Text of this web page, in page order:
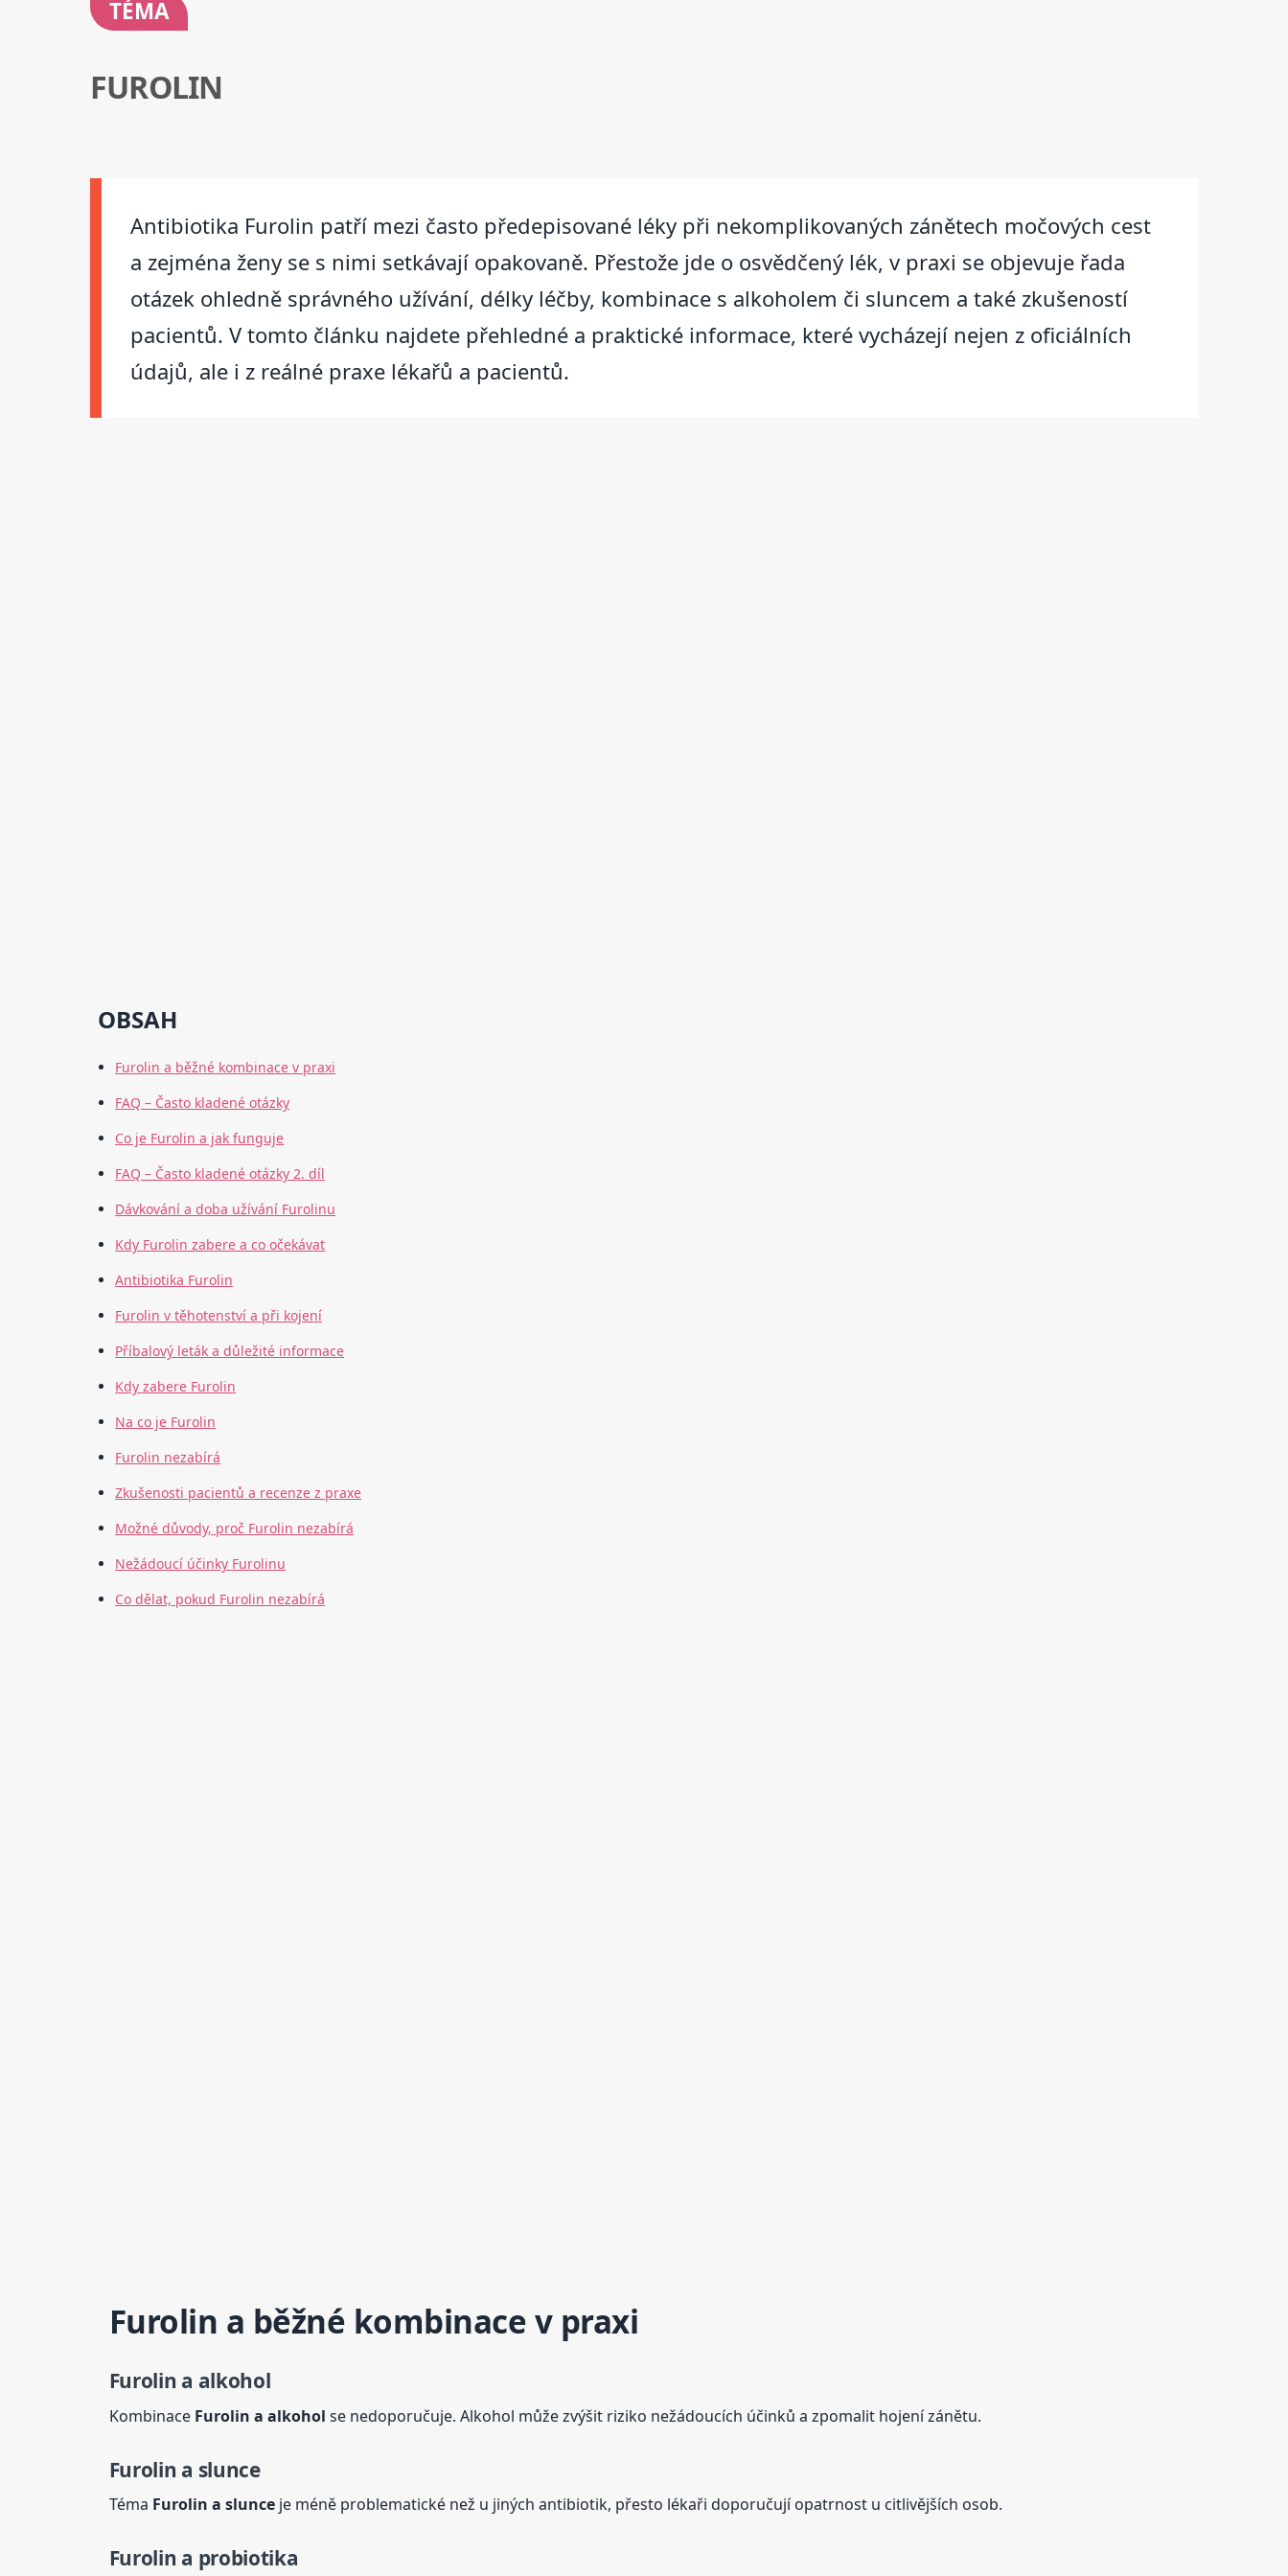
TÉMA
FUROLIN
Antibiotika Furolin patří mezi často předepisované léky při nekomplikovaných zánětech močových cest
a zejména ženy se s nimi setkávají opakovaně. Přestože jde o osvědčený lék, v praxi se objevuje řada
otázek ohledně správného užívání, délky léčby, kombinace s alkoholem či sluncem a také zkušeností
pacientů. V tomto článku najdete přehledné a praktické informace, které vycházejí nejen z oficiálních
údajů, ale i z reálné praxe lékařů a pacientů.
OBSAH
Furolin a běžné kombinace v praxi
FAQ – Často kladené otázky
Co je Furolin a jak funguje
FAQ – Často kladené otázky 2. díl
Dávkování a doba užívání Furolinu
Kdy Furolin zabere a co očekávat
Antibiotika Furolin
Furolin v těhotenství a při kojení
Příbalový leták a důležité informace
Kdy zabere Furolin
Na co je Furolin
Furolin nezabírá
Zkušenosti pacientů a recenze z praxe
Možné důvody, proč Furolin nezabírá
Nežádoucí účinky Furolinu
Co dělat, pokud Furolin nezabírá
Furolin a běžné kombinace v praxi
Furolin a alkohol
Kombinace Furolin a alkohol se nedoporučuje. Alkohol může zvýšit riziko nežádoucích účinků a zpomalit hojení zánětu.
Furolin a slunce
Téma Furolin a slunceje méně problematické než u jiných antibiotik, přesto lékaři doporučují opatrnost u citlivějších osob.
Furolin a probiotika